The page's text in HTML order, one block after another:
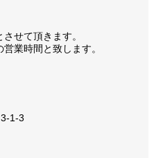
せて頂きます。
営業時間と致します。
1-3